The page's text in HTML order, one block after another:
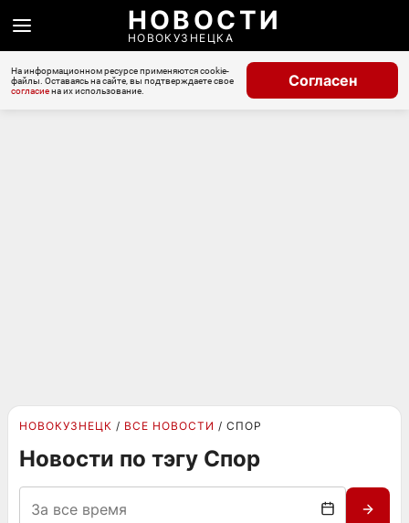
НОВОСТИ
НОВОКУЗНЕЦКА
На информационном ресурсе применяются cookie-
файлы. Оставаясь на сайте, вы подтверждаете свое
согласиена их использование.
Согласен
НОВОКУЗНЕЦК ВСЕ НОВОСТИ СПОР
Новости по тэгу Спор